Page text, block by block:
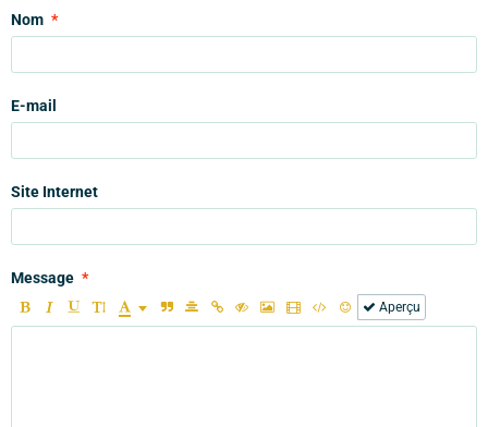
Nom
E-mail
Site Internet
Message
Aperçu